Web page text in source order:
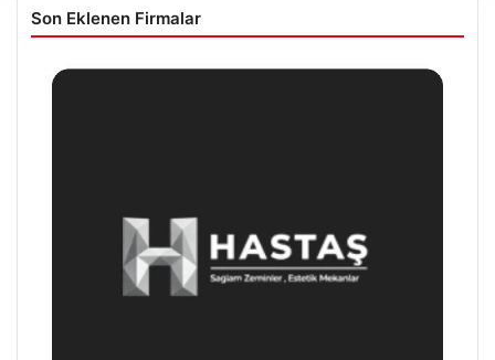
Son Eklenen Firmalar